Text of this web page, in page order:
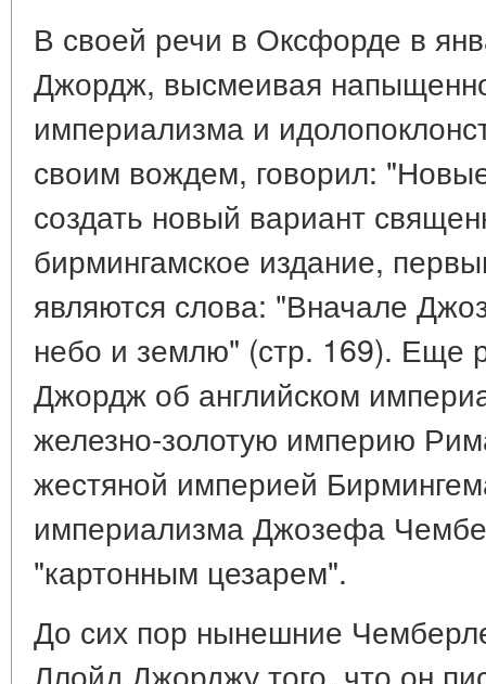
В своей речи в Оксфорде в
Джордж, высмеивая
империализма и
своим вождем, говорил:
создать новый вариант
бирмингамское издание,
являются слова: "Вначале
небо и землю" (стр. 169). Еще
Джордж об английском
железно-золотую империю
жестяной империей
империализма Джозефа
"картонным цезарем".
До сих пор нынешние
Ллойд Джорджу того, что он